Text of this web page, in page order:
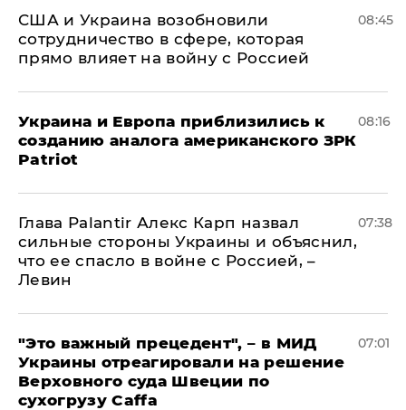
США и Украина возобновили
сотрудничество в сфере, которая
прямо влияет на войну с Россией
08:45
Украина и Европа приблизились к
созданию аналога американского ЗРК
Patriot
08:16
Глава Palantir Алекс Карп назвал
сильные стороны Украины и объяснил,
что ее спасло в войне с Россией, –
Левин
07:38
"Это важный прецедент", – в МИД
Украины отреагировали на решение
Верховного суда Швеции по
сухогрузу Caffa
07:01